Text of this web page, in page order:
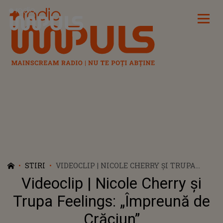
Radio Impuls
STIRI
VIDEOCLIP | NICOLE CHERRY ŞI TRUPA
FEELINGS: „ÎMPREUNĂ DE CRĂCIUN”
Videoclip | Nicole Cherry şi
Trupa Feelings: „Împreună de
Crăciun”